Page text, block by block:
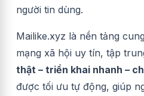
người tin dùng.
Mailike.xyz là nền tảng
mạng xã hội uy tín, tập
thật – triển khai nhanh –
được tối ưu tự động, giúp